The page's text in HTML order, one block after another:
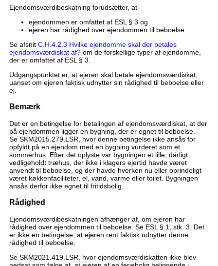
Ejendomsværdibeskatning forudsætter, at
ejendommen er omfattet af ESL § 3 og
ejeren har rådighed over ejendommen til beboelse.
Se afsnit C.H.4.2.3 Hvilke ejendomme skal der betales
ejendomsværdiskat af?om de forskellige typer af ejendomme,
der er omfattet af ESL § 3.
Udgangspunktet er, at ejeren skal betale ejendomsværdiskat,
uanset om ejeren faktisk udnytter sin rådighed til beboelse eller
ej.
Bemærk
Det er en betingelse for betalingen af ejendomsværdiskat, at der
på ejendommen ligger en bygning, der er egnet til beboelse.
Se SKM2015.279.LSR, hvor denne betingelse ikke ansås for
opfyldt på en ejendom med en bygning vurderet som et
sommerhus. Efter det oplyste var bygningen et lille, dårligt
vedligeholdt træhus, der ikke i klagers ejertid havde været
anvendt til beboelse, og der havde hverken nu eller oprindeligt
været køkkenfaciliteter, el, vand, varme eller toilet. Bygningen
ansås derfor ikke egnet til fritidsbolig.
Rådighed
Ejendomsværdibeskatningen afhænger af, om ejeren har
rådighed over ejendommen til beboelse. Se ESL § 1, stk. 3. Det
er ikke en betingelse, at ejeren rent faktisk udnytter denne
rådighed til beboelse.
Se SKM2021.419.LSR, hvor ejendomsværdiskatten ikke blev